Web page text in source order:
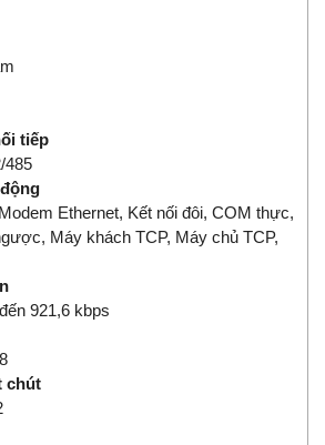
tiếp
485
Ethernet, Kết nối đôi, COM thực,
Máy khách TCP, Máy chủ TCP,
921,6 kbps
chút